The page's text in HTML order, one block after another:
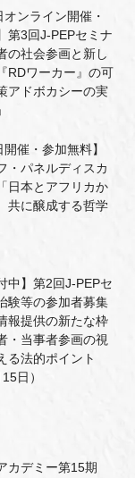
オンライン開催・
第3回J-PEPセミナ
の社会参画と新し
RDワーカー』の可
アドボカシーの実
開催・参加無料】
・パネルディスカ
日本とアフリカか
共に醸成する哲学
中】第2回J-PEPセ
験等の参加者募集
報提供の新たな枠
・当事者参画の視
る法的ポイント
日）
カデミー第15期